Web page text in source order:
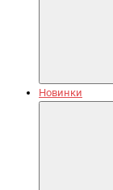
Новинки